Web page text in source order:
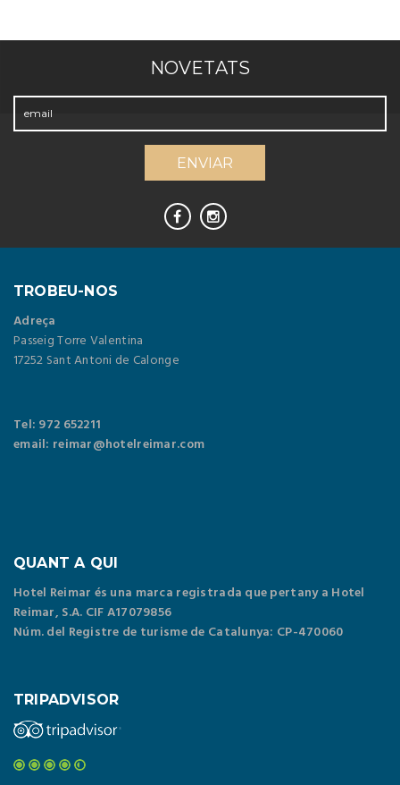
NOVETATS
TROBEU-NOS
Adreça
Passeig Torre Valentina
17252 Sant Antoni de Calonge
Tel: 972 652211
email: reimar@hotelreimar.com
QUANT A QUI
Hotel Reimar és una marca registrada que pertany a Hotel
Reimar, S.A. CIF A17079856
Núm. del Registre de turisme de Catalunya: CP-470060
TRIPADVISOR